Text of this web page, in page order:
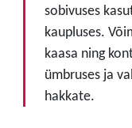
sobivuses
kaupluses.
kaasa ning
ümbruses ja
hakkate.